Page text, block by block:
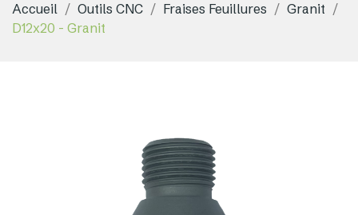
Accueil Outils CNC Fraises Feuillures
Granit
D12x20 - Granit